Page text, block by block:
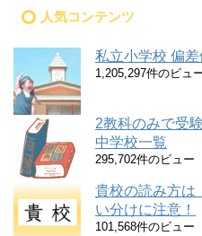
人気コンテンツ
私立小学校 偏
1,205,297件のビュ
2教科のみで受
中学校一覧
295,702件のビュー
貴校の読み方は
い分けに注意！
101,568件のビュー